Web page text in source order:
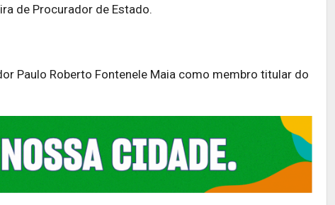
de Procurador de Estado.
Paulo Roberto Fontenele Maia como membro titular do